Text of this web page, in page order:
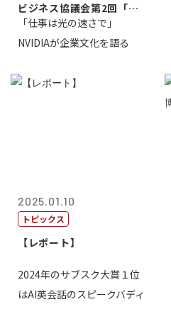
ビジネス協議会第2回「起
業から成功へ...
「仕事は光の速さで」
NVIDIAが企業文化を語る
2025.01.10
トピックス
【レポート】
2024年のサブスク大賞１位
はAI英会話のスピークバディ